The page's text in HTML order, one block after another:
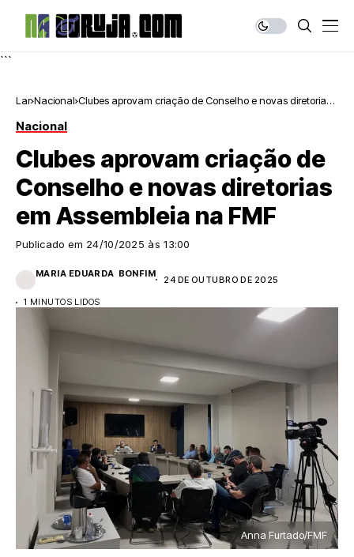
```
Lar Nacional Clubes aprovam criação de Conselho e novas diretorias
Nacional
Clubes aprovam criação de
Conselho e novas diretorias
em Assembleia na FMF
Publicado em 24/10/2025 às 13:00
MARIA EDUARDA BONFIM
24 DE OUTUBRO DE 2025
1 MINUTOS LIDOS
Anna Furtado/FMF